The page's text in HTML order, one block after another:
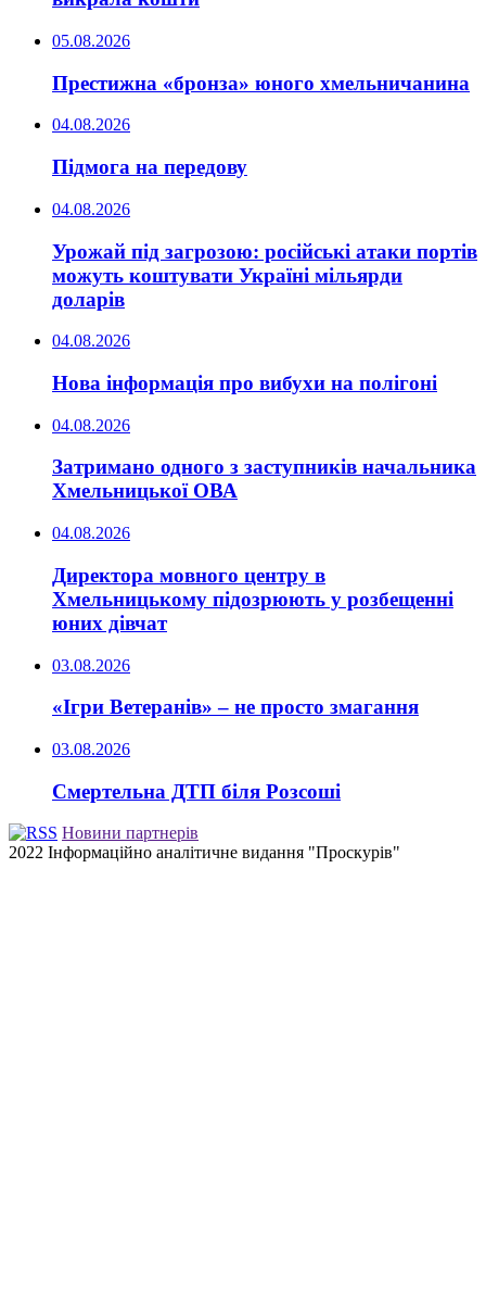
05.08.2026
Престижна «бронза» юного хмельничанина
04.08.2026
Підмога на передову
04.08.2026
Урожай під загрозою: російські атаки портів
можуть коштувати Україні мільярди
доларів
04.08.2026
Нова інформація про вибухи на полігоні
04.08.2026
Затримано одного з заступників начальника
Хмельницької ОВА
04.08.2026
Директора мовного центру в
Хмельницькому підозрюють у розбещенні
юних дівчат
03.08.2026
«Ігри Ветеранів» – не просто змагання
03.08.2026
Смертельна ДТП біля Розсоші
Новини партнерів
2022 Інформаційно аналітичне видання "Проскурів"